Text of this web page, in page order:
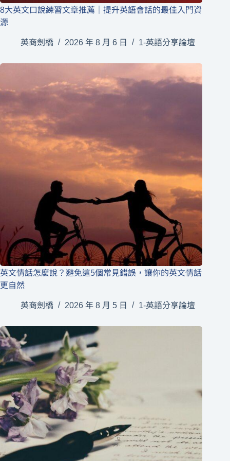
8大英文口說練習文章推薦｜提升英語會話的最佳入門資
源
英商劍橋 2026 年 8 月 6 日 1-英語分享論壇
英文情話怎麼說？避免這5個常見錯誤，讓你的英文情話
更自然
英商劍橋 2026 年 8 月 5 日 1-英語分享論壇